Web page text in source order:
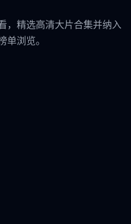
，精选高清大片合集并纳入
单浏览。